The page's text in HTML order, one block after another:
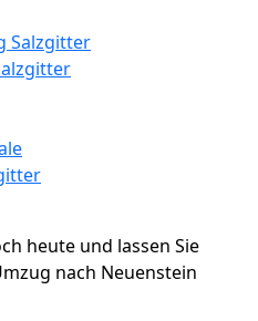
Salzgitter
heute und lassen Sie
nach Neuenstein